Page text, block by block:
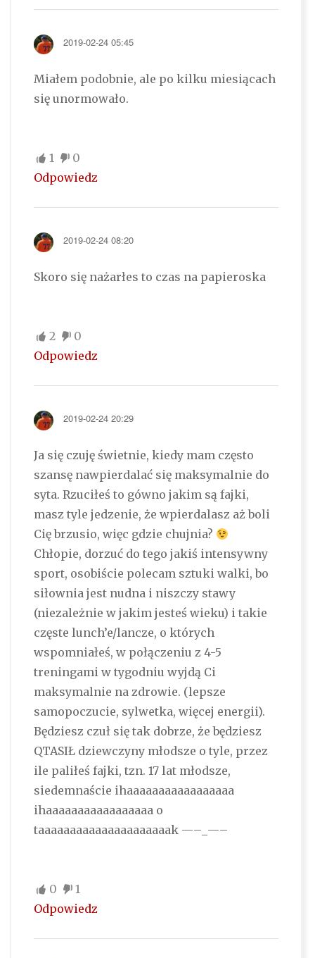
2019-02-24 05:45
Miałem podobnie, ale po kilku miesiącach
się unormowało.
1
0
Odpowiedz
2019-02-24 08:20
Skoro się nażarłes to czas na papieroska
2
0
Odpowiedz
2019-02-24 20:29
Ja się czuję świetnie, kiedy mam często
szansę nawpierdalać się maksymalnie do
syta. Rzuciłeś to gówno jakim są fajki,
masz tyle jedzenie, że wpierdalasz aż boli
Cię brzusio, więc gdzie chujnia?
Chłopie, dorzuć do tego jakiś intensywny
sport, osobiście polecam sztuki walki, bo
siłownia jest nudna i niszczy stawy
(niezależnie w jakim jesteś wieku) i takie
częste lunch’e/lancze, o których
wspomniałeś, w połączeniu z 4-5
treningami w tygodniu wyjdą Ci
maksymalnie na zdrowie. (lepsze
samopoczucie, sylwetka, więcej energii).
Będziesz czuł się tak dobrze, że będziesz
QTASIŁ dziewczyny młodsze o tyle, przez
ile paliłeś fajki, tzn. 17 lat młodsze,
siedemnaście ihaaaaaaaaaaaaaaaaa
ihaaaaaaaaaaaaaaaaa o
taaaaaaaaaaaaaaaaaaaaak —–_—–
0
1
Odpowiedz